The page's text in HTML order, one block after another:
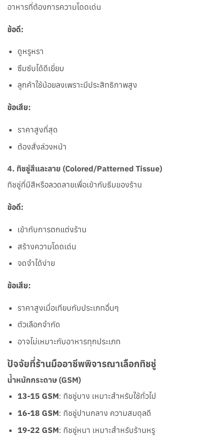
อาหารที่ต้องการความโดดเด่น
ข้อดี:
ดูหรูหรา
ซึมซับได้ดีเยี่ยม
ลูกค้าใช้น้อยลงเพราะมีประสิทธิภาพสูง
ข้อเสีย:
ราคาสูงที่สุด
ต้องสั่งล่วงหน้า
4. ทิชชู่สีและลาย (Colored/Patterned Tissue)
ทิชชู่ที่มีสีหรือลวดลายเพื่อเข้ากับธีมของร้าน
ข้อดี:
เข้ากับการตกแต่งร้าน
สร้างความโดดเด่น
จดจำได้ง่าย
ข้อเสีย:
ราคาสูงเมื่อเทียบกับประเภทอื่นๆ
ตัวเลือกจำกัด
อาจไม่เหมาะกับอาหารทุกประเภท
ปัจจัยที่ร้านมืออาชีพพิจารณาเลือกทิชชู่
น้ำหนักกระดาษ (GSM)
13-15 GSM: ทิชชู่บาง เหมาะสำหรับใช้ทั่วไป
16-18 GSM: ทิชชู่ปานกลาง ความสมดุลดี
19-22 GSM: ทิชชู่หนา เหมาะสำหรับร้านหรู